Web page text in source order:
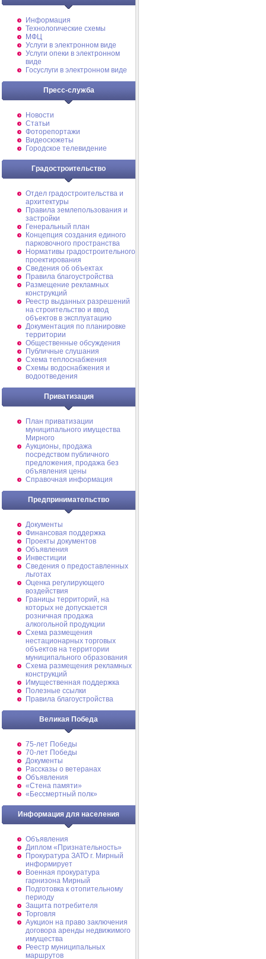
Информация
Технологические схемы
МФЦ
Услуги в электронном виде
Услуги опеки в электронном
виде
Госуслуги в электронном виде
Пресс-служба
Новости
Статьи
Фоторепортажи
Видеосюжеты
Городское телевидение
Градостроительство
Отдел градостроительства и
архитектуры
Правила землепользования и
застройки
Генеральный план
Концепция создания единого
парковочного пространства
Нормативы градостроительного
проектирования
Сведения об объектах
Правила благоустройства
Размещение рекламных
конструкций
Реестр выданных разрешений
на строительство и ввод
объектов в эксплуатацию
Документация по планировке
территории
Общественные обсуждения
Публичные слушания
Схема теплоснабжения
Схемы водоснабжения и
водоотведения
Приватизация
План приватизации
муниципального имущества
Мирного
Аукционы, продажа
посредством публичного
предложения, продажа без
объявления цены
Справочная информация
Предпринимательство
Документы
Финансовая поддержка
Проекты документов
Объявления
Инвестиции
Сведения о предоставленных
льготах
Оценка регулирующего
воздействия
Границы территорий, на
которых не допускается
розничная продажа
алкогольной продукции
Схема размещения
нестационарных торговых
объектов на территории
муниципального образования
Схема размещения рекламных
конструкций
Имущественная поддержка
Полезные ссылки
Правила благоустройства
Великая Победа
75-лет Победы
70-лет Победы
Документы
Рассказы о ветеранах
Объявления
«Стена памяти»
«Бессмертный полк»
Информация для населения
Объявления
Диплом «Признательность»
Прокуратура ЗАТО г. Мирный
информирует
Военная прокуратура
гарнизона Мирный
Подготовка к отопительному
периоду
Защита потребителя
Торговля
Аукцион на право заключения
договора аренды недвижимого
имущества
Реестр муниципальных
маршрутов